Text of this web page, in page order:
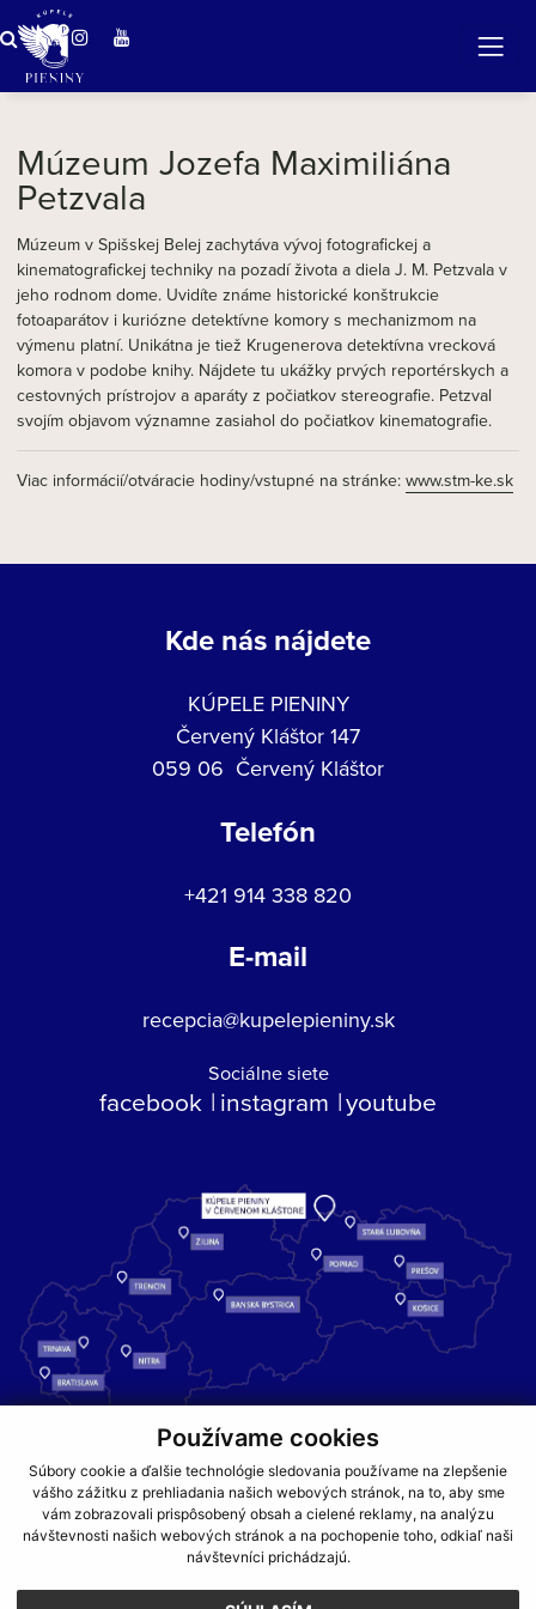
Používame cookies
Súbory cookie a ďalšie technológie sledovania používame na zlepšenie
vášho zážitku z prehliadania našich webových stránok, na to, aby sme
vám zobrazovali prispôsobený obsah a cielené reklamy, na analýzu
návštevnosti našich webových stránok a na pochopenie toho, odkiaľ naši
návštevníci prichádzajú.
Múzeum Jozefa Maximiliána
Petzvala
Múzeum v Spišskej Belej zachytáva vývoj fotografickej a
kinematografickej techniky na pozadí života a diela J. M. Petzvala v
jeho rodnom dome. Uvidíte známe historické konštrukcie
fotoaparátov i kuriózne detektívne komory s mechanizmom na
výmenu platní. Unikátna je tiež Krugenerova detektívna vrecková
komora v podobe knihy. Nájdete tu ukážky prvých reportérskych a
cestovných prístrojov a aparáty z počiatkov stereografie. Petzval
svojím objavom významne zasiahol do počiatkov kinematografie.
Viac informácií/otváracie hodiny/vstupné na stránke: www.stm-ke.sk
Kde nás nájdete
KÚPELE PIENINY
Červený Kláštor 147
059 06 Červený Kláštor
Telefón
+421 914 338 820
E-mail
recepcia@kupelepieniny.sk
Sociálne siete
facebook instagram youtube
Kúpele Pieniny – miesto, kde sa príroda stretáva s liečivou silou
vody a oddychom pre telo aj dušu.
GDPR COOKIES PARTNERI
JEDÁLNY LÍSTOK
CENNÍKY